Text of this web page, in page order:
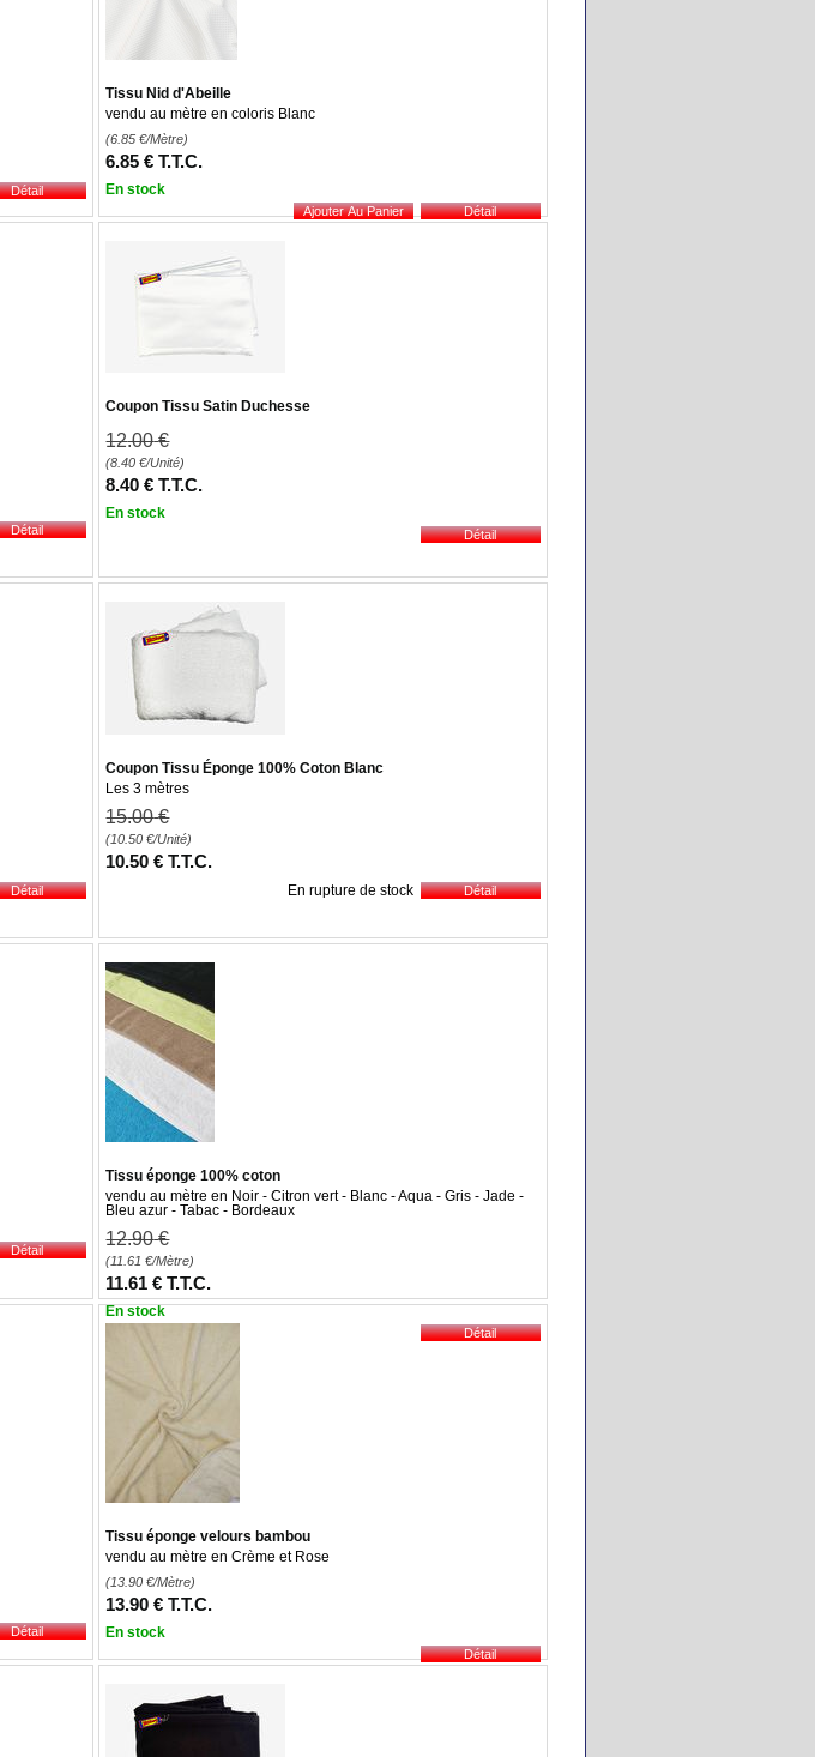
Tissu Nid d'Abeille
vendu au mètre en coloris Blanc
(6.85€/Mètre)
6.85 € T.T.C.
En stock
Coupon Tissu Satin Duchesse
12.00 €
(8.40€/Unité)
8.40 € T.T.C.
En stock
Coupon Tissu Éponge 100% Coton Blanc
Les 3 mètres
15.00 €
(10.50€/Unité)
10.50 € T.T.C.
En rupture de stock
Tissu éponge 100% coton
vendu au mètre en Noir - Citron vert - Blanc - Aqua - Gris - Jade -
Bleu azur - Tabac - Bordeaux
12.90 €
(11.61€/Mètre)
11.61 € T.T.C.
En stock
Tissu éponge velours bambou
vendu au mètre en Crème et Rose
(13.90€/Mètre)
13.90 € T.T.C.
En stock